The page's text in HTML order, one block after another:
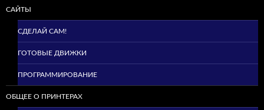
САЙТЫ
СДЕЛАЙ САМ!
ГОТОВЫЕ ДВИЖКИ
ПРОГРАММИРОВАНИЕ
ОБЩЕЕ О ПРИНТЕРАХ